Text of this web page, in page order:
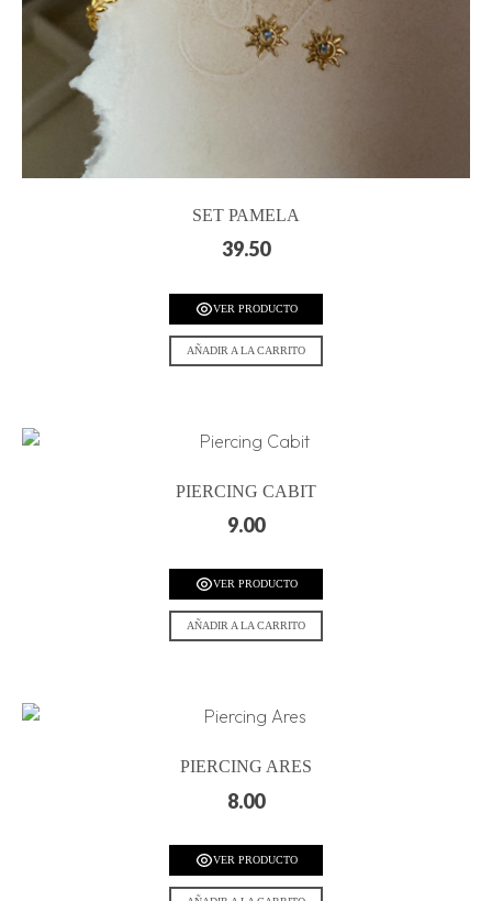
SET PAMELA
39.50
VER PRODUCTO
AÑADIR A LA CARRITO
PIERCING CABIT
9.00
VER PRODUCTO
AÑADIR A LA CARRITO
PIERCING ARES
8.00
VER PRODUCTO